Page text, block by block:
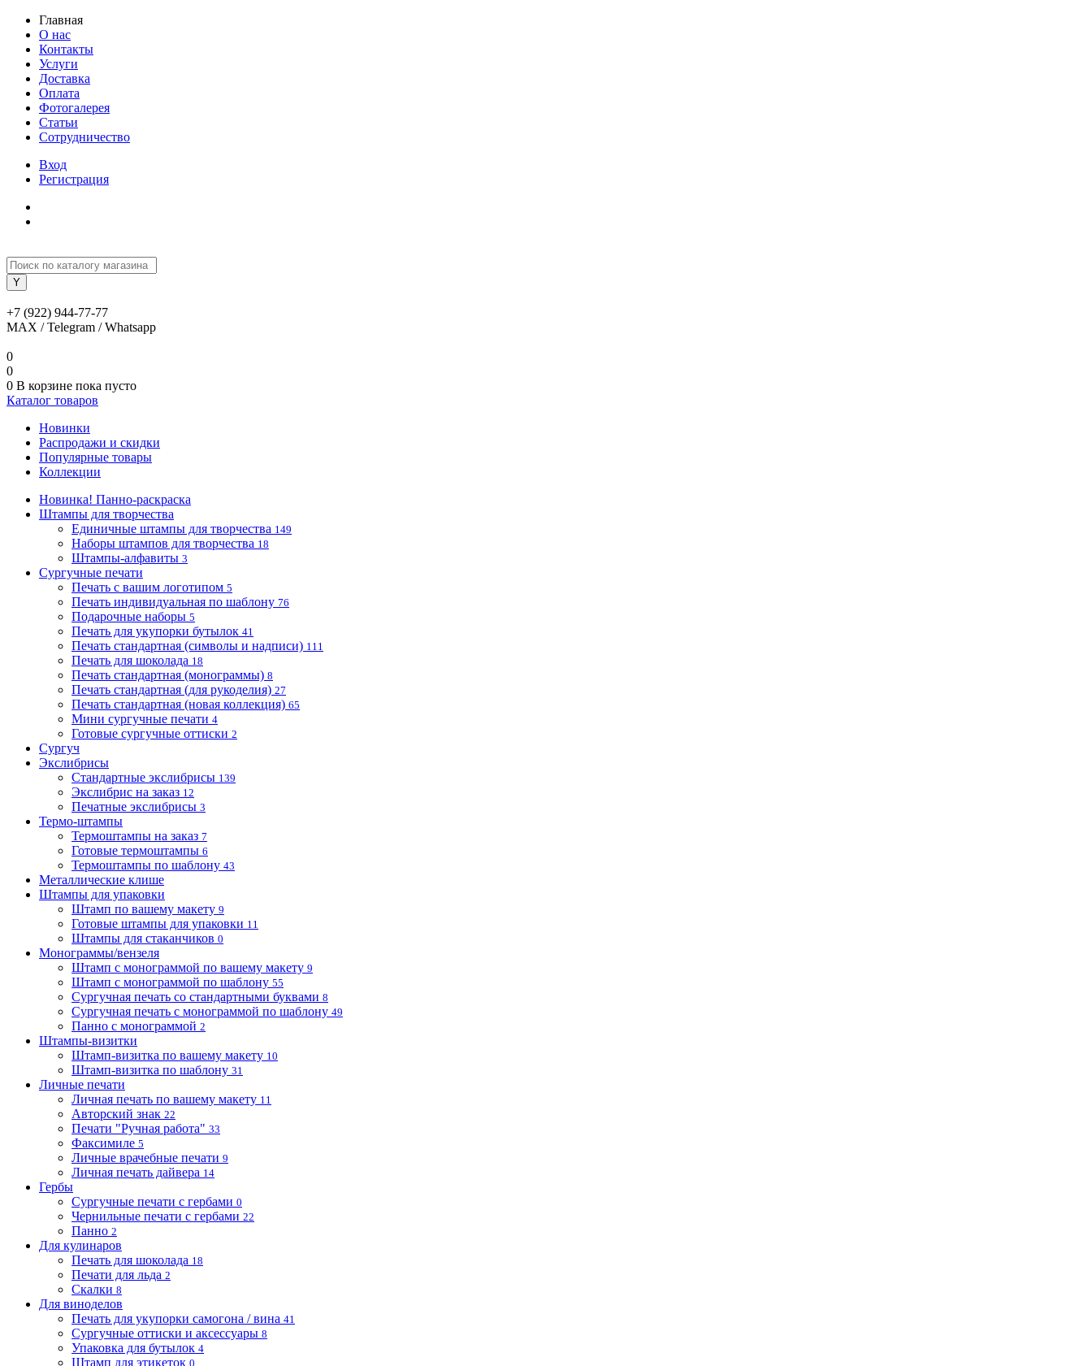
Главная
О нас
Контакты
Услуги
Доставка
Оплата
Фотогалерея
Статьи
Сотрудничество
Вход
Регистрация
+7 (922) 944-77-77
MAX / Telegram / Whatsapp
0
0
0 В корзине пока пусто
Каталог товаров
Новинки
Распродажи и скидки
Популярные товары
Коллекции
Новинка! Панно-раскраска
Штампы для творчества
Единичные штампы для творчества 149
Наборы штампов для творчества 18
Штампы-алфавиты 3
Сургучные печати
Печать с вашим логотипом 5
Печать индивидуальная по шаблону 76
Подарочные наборы 5
Печать для укупорки бутылок 41
Печать стандартная (символы и надписи) 111
Печать для шоколада 18
Печать стандартная (монограммы) 8
Печать стандартная (для рукоделия) 27
Печать стандартная (новая коллекция) 65
Мини сургучные печати 4
Готовые сургучные оттиски 2
Сургуч
Экслибрисы
Стандартные экслибрисы 139
Экслибрис на заказ 12
Печатные экслибрисы 3
Термо-штампы
Термоштампы на заказ 7
Готовые термоштампы 6
Термоштампы по шаблону 43
Металлические клише
Штампы для упаковки
Штамп по вашему макету 9
Готовые штампы для упаковки 11
Штампы для стаканчиков 0
Монограммы/вензеля
Штамп с монограммой по вашему макету 9
Штамп с монограммой по шаблону 55
Сургучная печать со стандартными буквами 8
Сургучная печать с монограммой по шаблону 49
Панно с монограммой 2
Штампы-визитки
Штамп-визитка по вашему макету 10
Штамп-визитка по шаблону 31
Личные печати
Личная печать по вашему макету 11
Авторский знак 22
Печати "Ручная работа" 33
Факсимиле 5
Личные врачебные печати 9
Личная печать дайвера 14
Гербы
Сургучные печати с гербами 0
Чернильные печати с гербами 22
Панно 2
Для кулинаров
Печать для шоколада 18
Печати для льда 2
Скалки 8
Для виноделов
Печать для укупорки самогона / вина 41
Сургучные оттиски и аксессуары 8
Упаковка для бутылок 4
Штамп для этикеток 0